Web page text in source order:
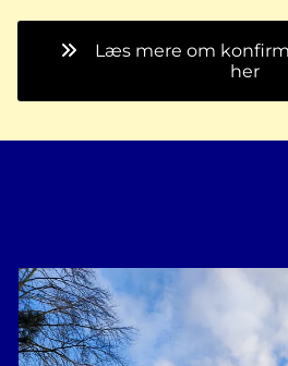
Læs mere om
her